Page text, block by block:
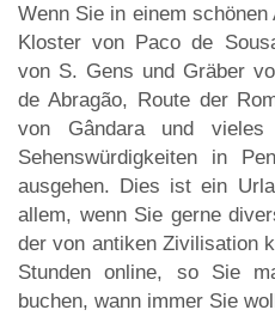
Wenn Sie in einem
Kloster von Paco de
von S. Gens und Gräber
de Abragão, Route der
von Gândara und vieles
Sehenswürdigkeiten in
ausgehen. Dies ist ein
allem, wenn Sie gerne
der von antiken Zivilisation
Stunden online, so Sie
buchen, wann immer Sie